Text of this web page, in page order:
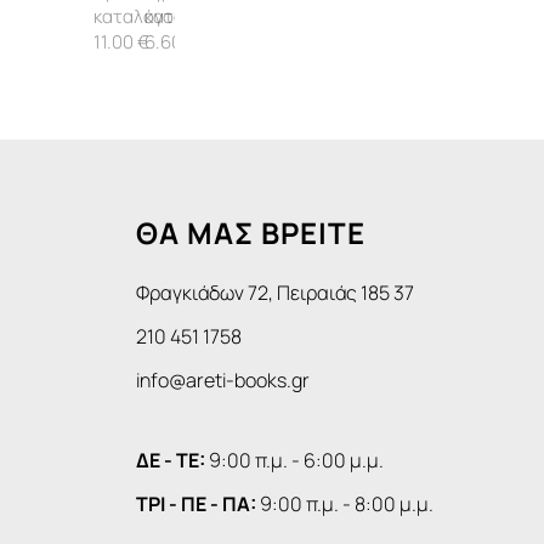
ΤΗΣ ΠΡΟΣΟΧΗΣ
11.00 €6.60 €
ΘΑ ΜΑΣ ΒΡΕΙΤΕ
Φραγκιάδων 72, Πειραιάς 185 37
210 451 1758
info@areti-books.gr
ΔΕ - ΤΕ: 9:00 π.μ. - 6:00 μ.μ.
ΤΡΙ - ΠΕ - ΠΑ: 9:00 π.μ. - 8:00 μ.μ.